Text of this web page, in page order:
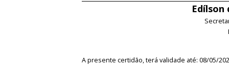
Edílson
A presente certidão, terá validade até: 08/05/